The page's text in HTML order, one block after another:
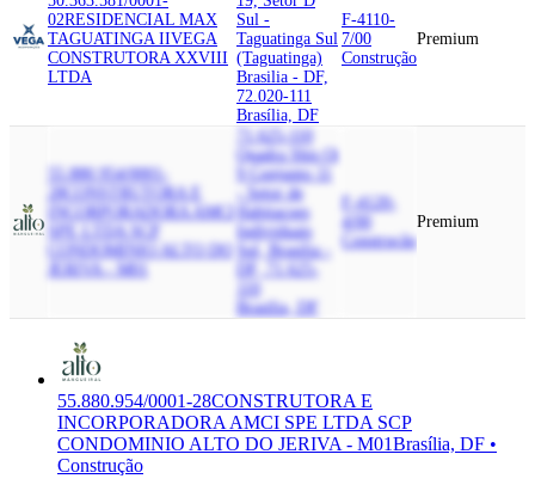
02RESIDENCIAL MAX
TAGUATINGA IIVEGA
CONSTRUTORA XXVIII
LTDA
Sul -
Taguatinga Sul
(Taguatinga)
Brasilia - DF,
72.020-111
Brasília, DF
F-4110-
7/00
Construção
Premium
55.880.954/0001-
CONSTRUTORA E
INCORPORADORA AMCI
SPE LTDA SCP
CONDOMINIO ALTO DO
JERIVA - M01
71.625-110
Quadra Shis Qi
9 Conjunto 11
- Setor de
Habitacoes
Individuais
Sul, Brasilia -
DF, 71.625-
Brasília, DF
F-4120-
4/00
Construção
Premium
55.880.954/0001-28CONSTRUTORA E
INCORPORADORA AMCI SPE LTDA SCP
CONDOMINIO ALTO DO JERIVA - M01Brasília, DF •
Construção